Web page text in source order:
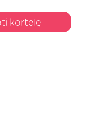
kortelę